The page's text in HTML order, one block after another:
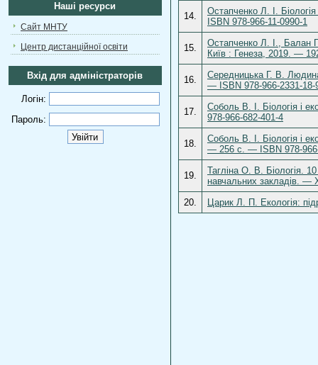
Наші ресурси
Сайт МНТУ
Центр дистанційної освіти
Вхід для адміністраторів
Логін:
Пароль:
14.
Остапченко Л. І.
ISBN 978‑966‑11‑0990‑1
15.
Остапченко Л. І., Балан
Київ : Генеза, 2019. —
16.
Середницька Г. В.
— ISBN 978-966-2331-18-
17.
Соболь В. І. Біологія і
978-966-682-401-4
18.
Соболь В. І. Біологія і
— 256 с. — ISBN 978-
19.
Тагліна О. В. Біологія.
навчальних закладів.
20.
Царик Л. П. Екологія: